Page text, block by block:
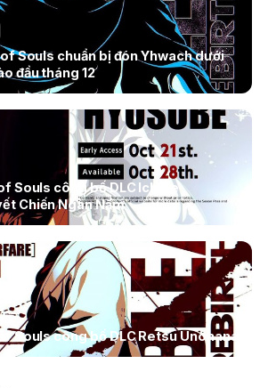
Souls chuẩn bị đón Yhwach dưới
đầu tháng 12
Souls công bố DLC Ichibe
Chiến Ngàn Năm
Souls công bố DLC Retsu Unohana